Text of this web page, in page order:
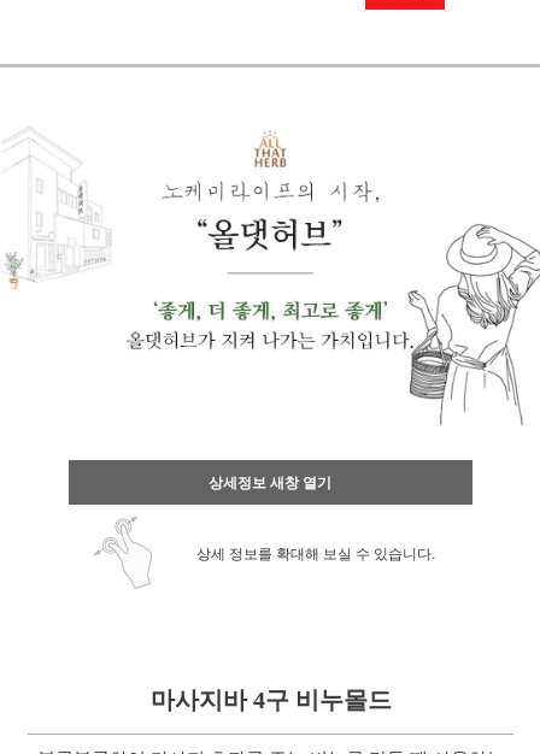
상세정보 새창 열기
상세 정보를 확대해 보실 수 있습니다.
마사지바 4구 비누몰드